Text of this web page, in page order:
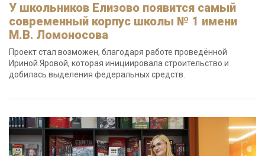
У школьников Елизово появится самый
современный корпус школы № 1 имени
М.В. Ломоносова
Проект стал возможен, благодаря работе проведённой
Ириной Яровой, которая инициировала строительство и
добилась выделения федеральных средств.